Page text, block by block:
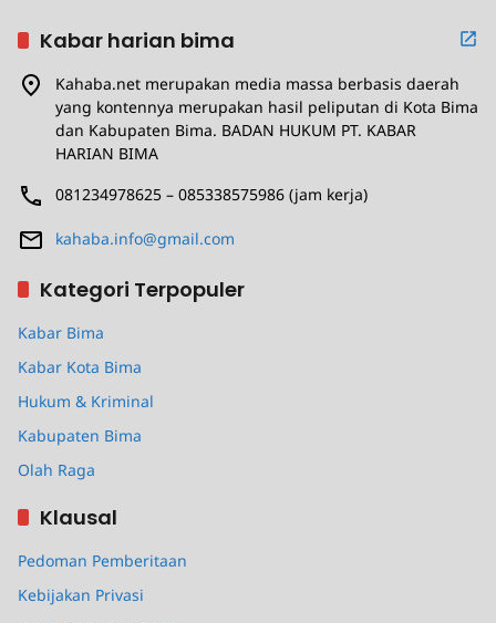
Kabar harian bima
Kahaba.net merupakan media massa berbasis daerah
yang kontennya merupakan hasil peliputan di Kota Bima
dan Kabupaten Bima. BADAN HUKUM PT. KABAR
HARIAN BIMA
081234978625 – 085338575986 (jam kerja)
kahaba.info@gmail.com
Kategori Terpopuler
Kabar Bima
Kabar Kota Bima
Hukum & Kriminal
Kabupaten Bima
Olah Raga
Klausal
Pedoman Pemberitaan
Kebijakan Privasi